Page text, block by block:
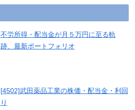
不労所得・配当金が月５万円に至る軌
跡、最新ポートフォリオ
[4502]武田薬品工業の株価・配当金・利回
り